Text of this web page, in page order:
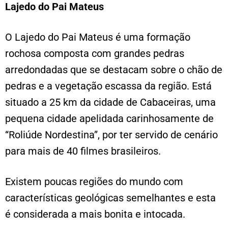
Lajedo do Pai Mateus
O Lajedo do Pai Mateus é uma formação
rochosa composta com grandes pedras
arredondadas que se destacam sobre o chão de
pedras e a vegetação escassa da região. Está
situado a 25 km da cidade de Cabaceiras, uma
pequena cidade apelidada carinhosamente de
“Roliúde Nordestina”, por ter servido de cenário
para mais de 40 filmes brasileiros.
Existem poucas regiões do mundo com
características geológicas semelhantes e esta
é considerada a mais bonita e intocada.